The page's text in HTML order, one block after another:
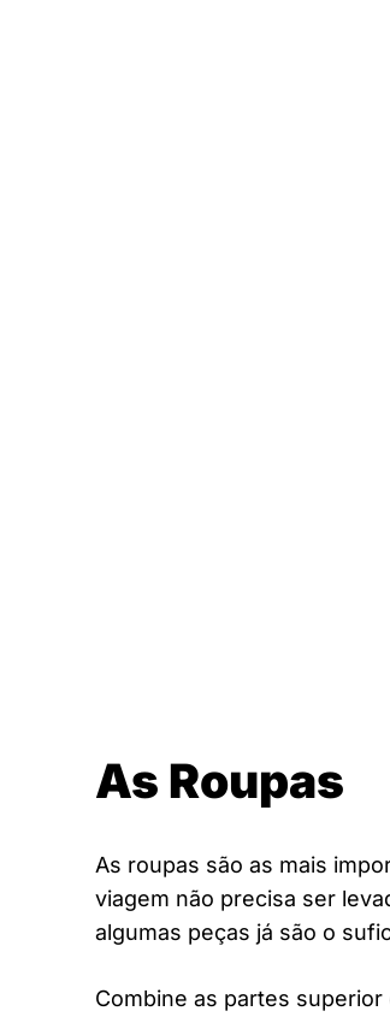
As Roupas
As roupas são as mais
viagem não precisa ser
algumas peças já são o
Combine as partes